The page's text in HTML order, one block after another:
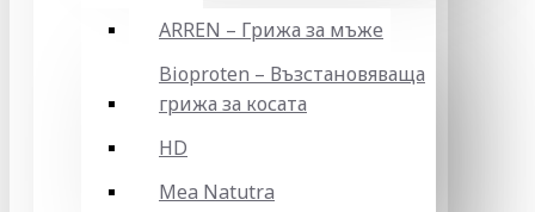
ARREN – Грижа за мъже
Bioproten – Възстановяваща
грижа за косата
HD
Mea Natutra